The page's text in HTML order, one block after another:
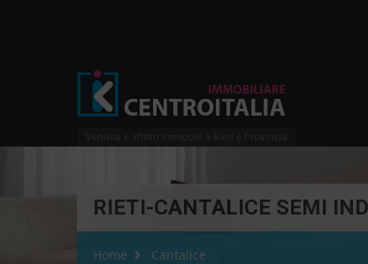
Vendita e affitto immobili a Rieti e Provincia
RIETI-CANTALICE SEMI
Home Cantalice